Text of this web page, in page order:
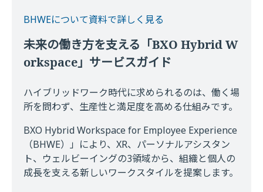
BHWEについて資料で詳しく見る
未来の働き方を支える「BXO Hybrid W
orkspace」サービスガイド
ハイブリッドワーク時代に求められるのは、働く場
所を問わず、生産性と満足度を高める仕組みです。
BXO Hybrid Workspace for Employee Experience
（BHWE）」により、XR、パーソナルアシスタン
ト、ウェルビーイングの3領域から、組織と個人の
成長を支える新しいワークスタイルを提案します。